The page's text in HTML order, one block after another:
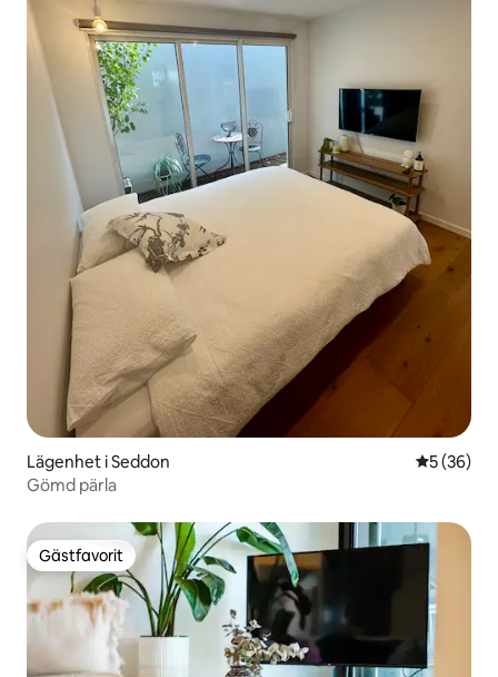
Lägenhet i Seddon 5 av 5 i
5 (36)
Gömd pärla
Gästfavorit
Gästfavorit